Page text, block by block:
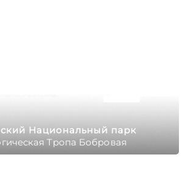
Национальный парк
Тропа Бобровая